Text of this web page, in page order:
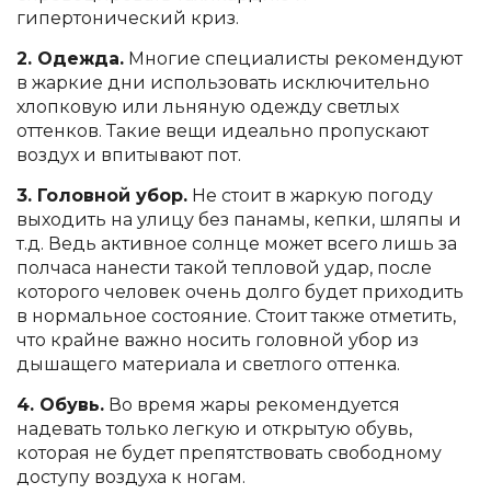
гипертонический криз.
2. Одежда. Многие специалисты рекомендуют
в жаркие дни использовать исключительно
хлопковую или льняную одежду светлых
оттенков. Такие вещи идеально пропускают
воздух и впитывают пот.
3. Головной убор. Не стоит в жаркую погоду
выходить на улицу без панамы, кепки, шляпы и
т.д. Ведь активное солнце может всего лишь за
полчаса нанести такой тепловой удар, после
которого человек очень долго будет приходить
в нормальное состояние. Стоит также отметить,
что крайне важно носить головной убор из
дышащего материала и светлого оттенка.
4. Обувь. Во время жары рекомендуется
надевать только легкую и открытую обувь,
которая не будет препятствовать свободному
доступу воздуха к ногам.